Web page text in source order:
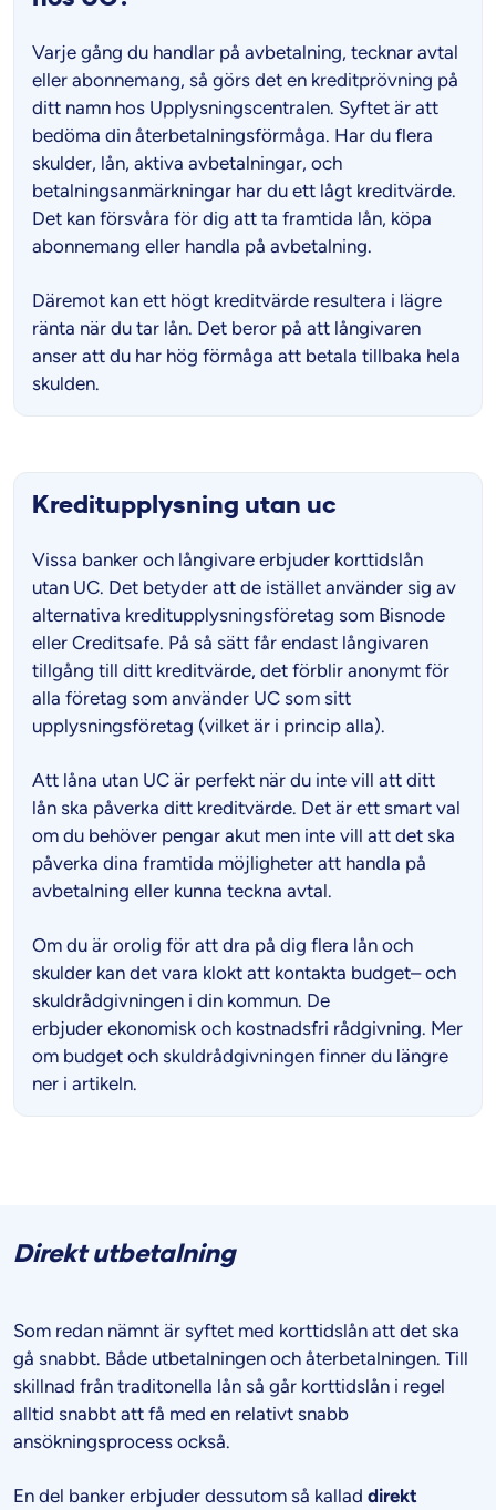
Varje gång du handlar på avbetalning, tecknar avtal
eller abonnemang, så görs det en kreditprövning på
ditt namn hos Upplysningscentralen. Syftet är att
bedöma din återbetalningsförmåga. Har du flera
skulder, lån, aktiva avbetalningar, och
betalningsanmärkningar har du ett lågt kreditvärde.
Det kan försvåra för dig att ta framtida lån, köpa
abonnemang eller handla på avbetalning.
Däremot kan ett högt kreditvärde resultera i lägre
ränta när du tar lån. Det beror på att långivaren
anser att du har hög förmåga att betala tillbaka hela
skulden.
Kreditupplysning utan uc
Vissa banker och långivare erbjuder korttidslån
utan UC. Det betyder att de istället använder sig av
alternativa kreditupplysningsföretag som Bisnode
eller Creditsafe. På så sätt får endast långivaren
tillgång till ditt kreditvärde, det förblir anonymt för
alla företag som använder UC som sitt
upplysningsföretag (vilket är i princip alla).
Att låna utan UC är perfekt när du inte vill att ditt
lån ska påverka ditt kreditvärde. Det är ett smart val
om du behöver pengar akut men inte vill att det ska
påverka dina framtida möjligheter att handla på
avbetalning eller kunna teckna avtal.
Om du är orolig för att dra på dig flera lån och
skulder kan det vara klokt att kontakta budget– och
skuldrådgivningen i din kommun. De
erbjuder ekonomisk och kostnadsfri rådgivning. Mer
om budget och skuldrådgivningen finner du längre
ner i artikeln.
Direkt utbetalning
Som redan nämnt är syftet med korttidslån att det ska
gå snabbt. Både utbetalningen och återbetalningen. Till
skillnad från traditonella lån så går korttidslån i regel
alltid snabbt att få med en relativt snabb
ansökningsprocess också.
En del banker erbjuder dessutom så kallad direkt